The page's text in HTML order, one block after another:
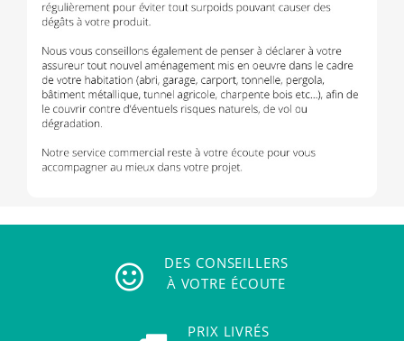
DES CONSEILLERS
À VOTRE ÉCOUTE
PRIX LIVRÉS